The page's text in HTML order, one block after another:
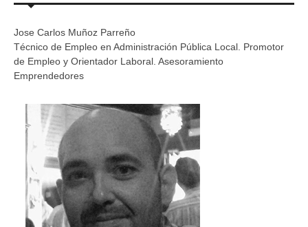
Jose Carlos Muñoz Parreño
Técnico de Empleo en Administración Pública Local. Promotor
de Empleo y Orientador Laboral. Asesoramiento
Emprendedores